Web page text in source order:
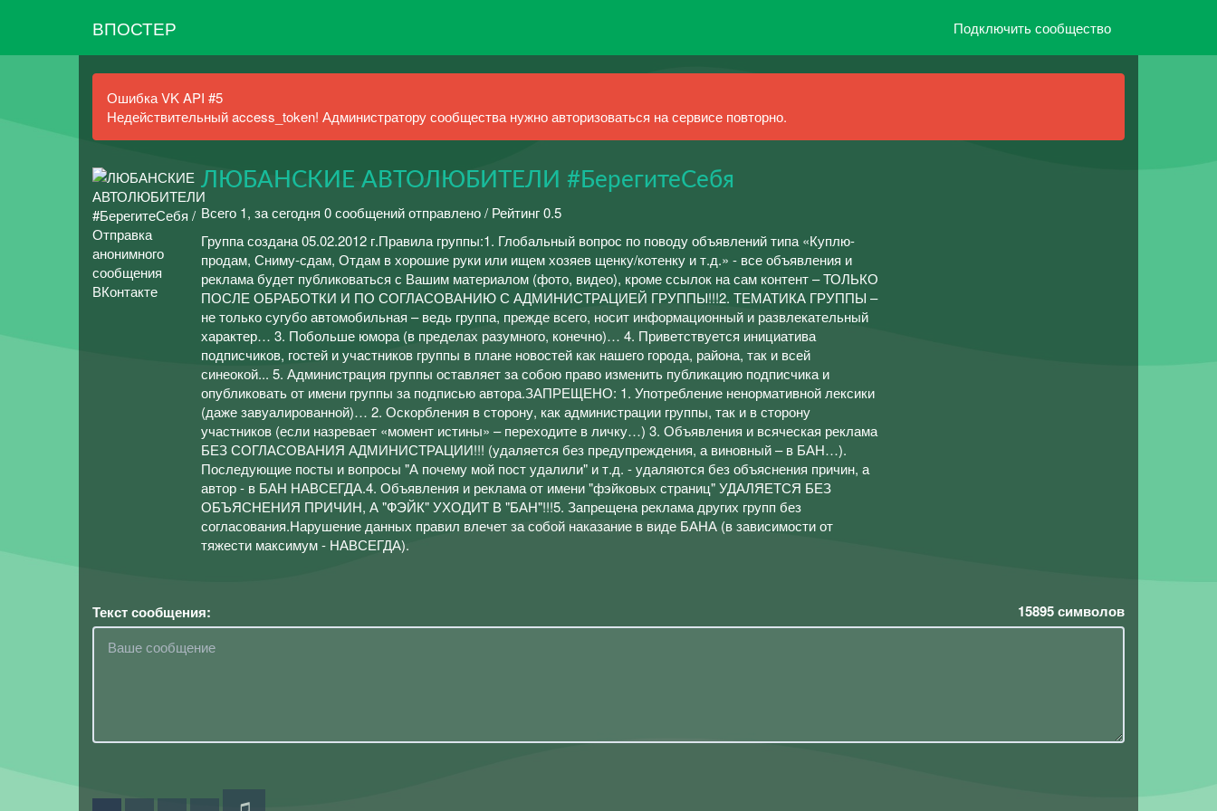
ВПОСТЕР Подключить сообщество
Ошибка VK API #5
Недействительный access_token! Администратору сообщества нужно авторизоваться на сервисе повторно.
ЛЮБАНСКИЕ АВТОЛЮБИТЕЛИ #БерегитеСебя
Всего 1, за сегодня 0 сообщений отправлено / Рейтинг 0.5
Группа создана 05.02.2012 г.Правила группы:1. Глобальный вопрос по поводу объявлений типа «Куплю-
продам, Сниму-сдам, Отдам в хорошие руки или ищем хозяев щенку/котенку и т.д.» - все объявления и
реклама будет публиковаться с Вашим материалом (фото, видео), кроме ссылок на сам контент – ТОЛЬКО
ПОСЛЕ ОБРАБОТКИ И ПО СОГЛАСОВАНИЮ С АДМИНИСТРАЦИЕЙ ГРУППЫ!!!2. ТЕМАТИКА ГРУППЫ –
не только сугубо автомобильная – ведь группа, прежде всего, носит информационный и развлекательный
характер… 3. Побольше юмора (в пределах разумного, конечно)… 4. Приветствуется инициатива
подписчиков, гостей и участников группы в плане новостей как нашего города, района, так и всей
синеокой... 5. Администрация группы оставляет за собою право изменить публикацию подписчика и
опубликовать от имени группы за подписью автора.ЗАПРЕЩЕНО: 1. Употребление ненормативной лексики
(даже завуалированной)… 2. Оскорбления в сторону, как администрации группы, так и в сторону
участников (если назревает «момент истины» – переходите в личку…) 3. Объявления и всяческая реклама
БЕЗ СОГЛАСОВАНИЯ АДМИНИСТРАЦИИ!!! (удаляется без предупреждения, а виновный – в БАН…).
Последующие посты и вопросы "А почему мой пост удалили" и т.д. - удаляются без объяснения причин, а
автор - в БАН НАВСЕГДА.4. Объявления и реклама от имени "фэйковых страниц" УДАЛЯЕТСЯ БЕЗ
ОБЪЯСНЕНИЯ ПРИЧИН, А "ФЭЙК" УХОДИТ В "БАН"!!!5. Запрещена реклама других групп без
согласования.Нарушение данных правил влечет за собой наказание в виде БАНА (в зависимости от
тяжести максимум - НАВСЕГДА).
Текст сообщения: 15895символов